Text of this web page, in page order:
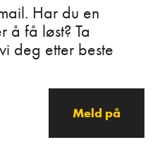
Har du en
å få løst? Ta
deg etter beste